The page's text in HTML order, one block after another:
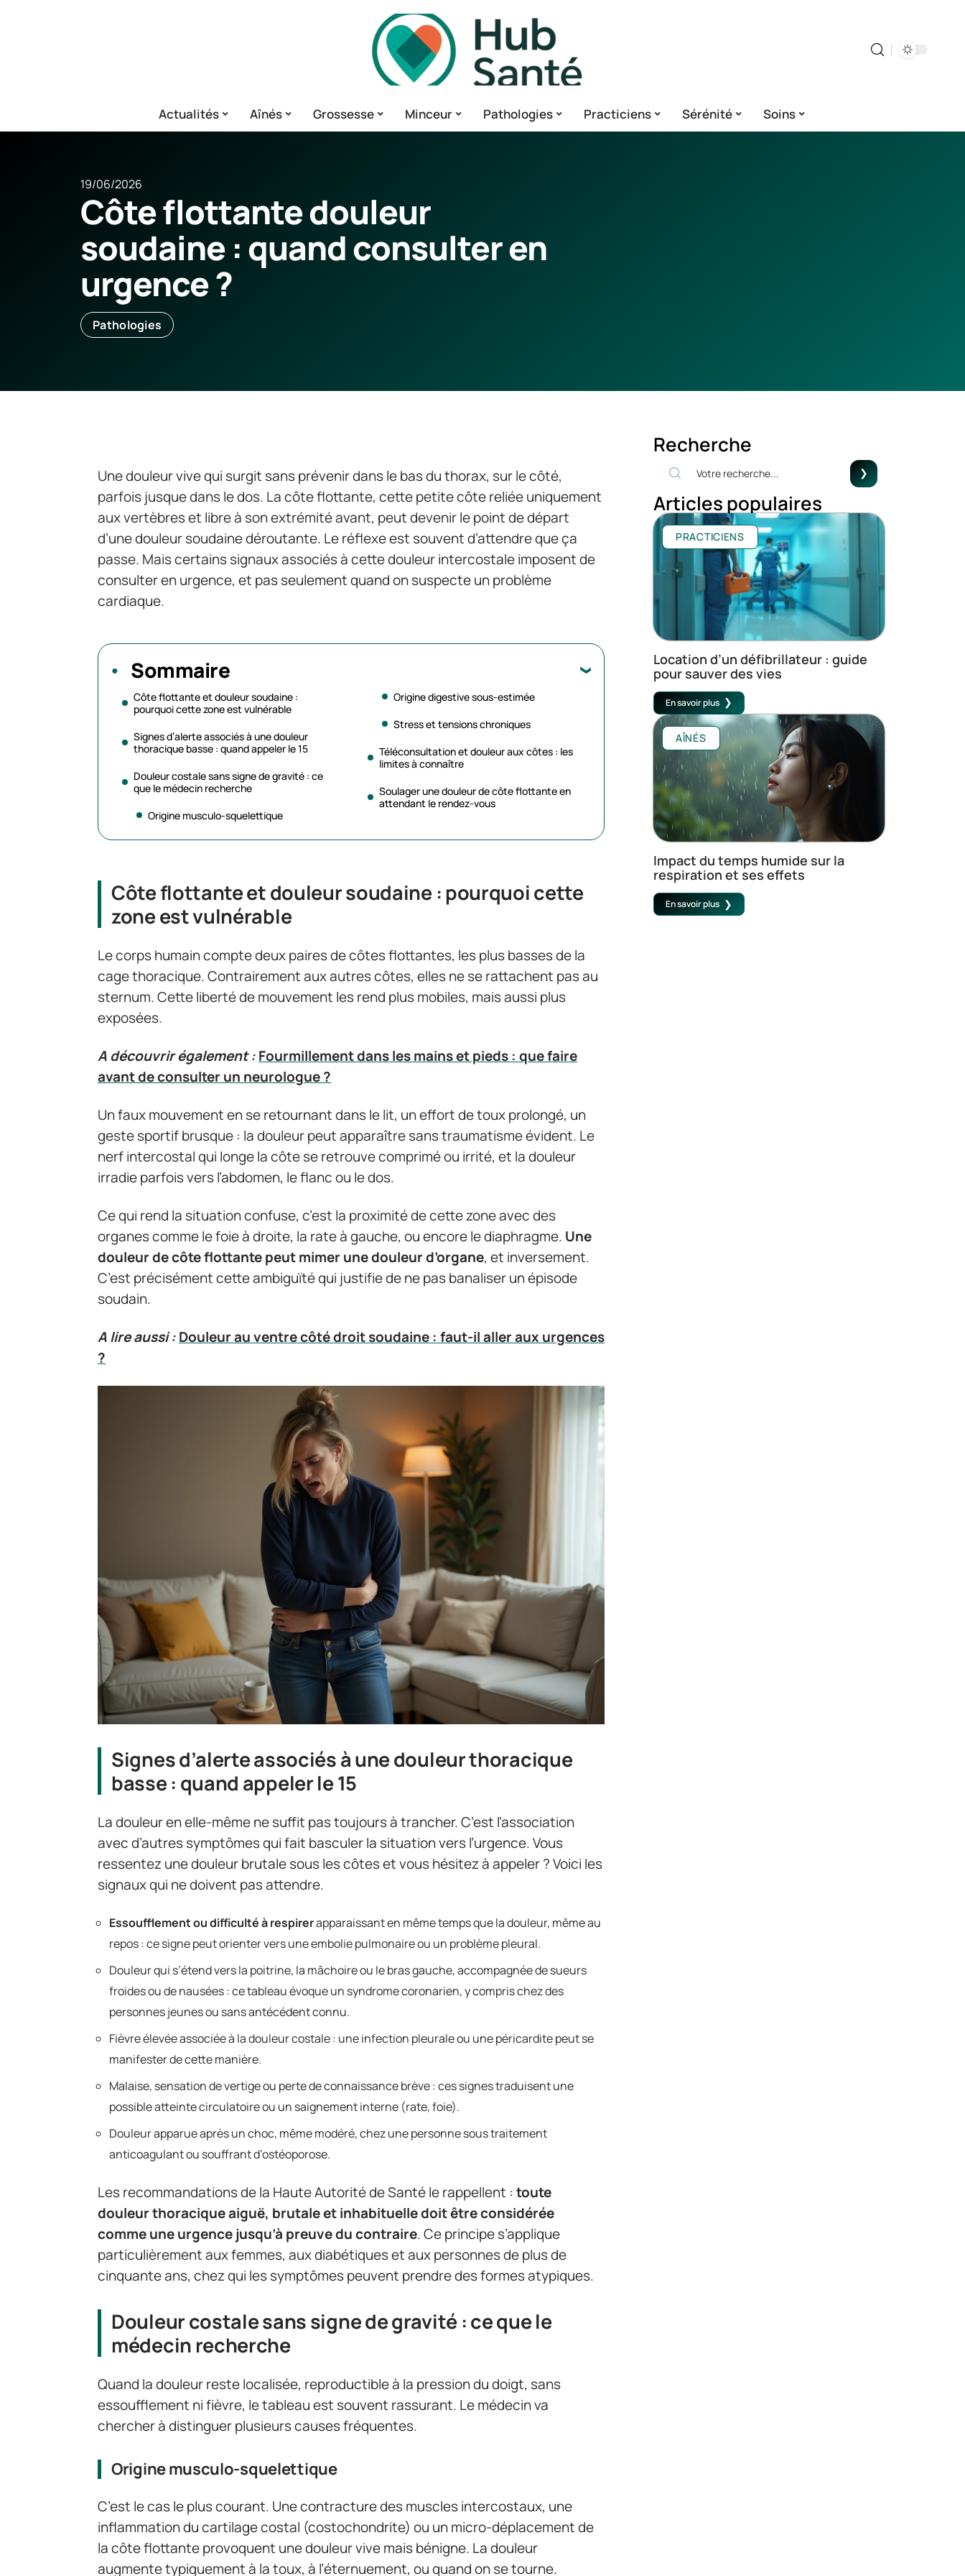
Actualités Aînés Grossesse Minceur Pathologies Practiciens Sérénité Soins
19/06/2026
Côte flottante douleur
soudaine : quand consulter en
urgence ?
Pathologies
Une douleur vive qui surgit sans prévenir dans le bas du thorax, sur le côté,
parfois jusque dans le dos. La côte flottante, cette petite côte reliée uniquement
aux vertèbres et libre à son extrémité avant, peut devenir le point de départ
d’une douleur soudaine déroutante. Le réflexe est souvent d’attendre que ça
passe. Mais certains signaux associés à cette douleur intercostale imposent de
consulter en urgence, et pas seulement quand on suspecte un problème
cardiaque.
Sommaire
Côte flottante et douleur soudaine :
pourquoi cette zone est vulnérable
Signes d’alerte associés à une douleur
thoracique basse : quand appeler le 15
Douleur costale sans signe de gravité : ce
que le médecin recherche
Origine musculo-squelettique
Origine digestive sous-estimée
Stress et tensions chroniques
Téléconsultation et douleur aux côtes : les
limites à connaître
Soulager une douleur de côte flottante en
attendant le rendez-vous
Côte flottante et douleur soudaine : pourquoi cette
zone est vulnérable
Le corps humain compte deux paires de côtes flottantes, les plus basses de la
cage thoracique. Contrairement aux autres côtes, elles ne se rattachent pas au
sternum. Cette liberté de mouvement les rend plus mobiles, mais aussi plus
exposées.
A découvrir également :Fourmillement dans les mains et pieds : que faire
avant de consulter un neurologue ?
Un faux mouvement en se retournant dans le lit, un effort de toux prolongé, un
geste sportif brusque : la douleur peut apparaître sans traumatisme évident. Le
nerf intercostal qui longe la côte se retrouve comprimé ou irrité, et la douleur
irradie parfois vers l’abdomen, le flanc ou le dos.
Ce qui rend la situation confuse, c’est la proximité de cette zone avec des
organes comme le foie à droite, la rate à gauche, ou encore le diaphragme. Une
douleur de côte flottante peut mimer une douleur d’organe, et inversement.
C’est précisément cette ambiguïté qui justifie de ne pas banaliser un épisode
soudain.
A lire aussi :Douleur au ventre côté droit soudaine : faut-il aller aux urgences
?
Signes d’alerte associés à une douleur thoracique
basse : quand appeler le 15
La douleur en elle-même ne suffit pas toujours à trancher. C’est l’association
avec d’autres symptômes qui fait basculer la situation vers l’urgence. Vous
ressentez une douleur brutale sous les côtes et vous hésitez à appeler ? Voici les
signaux qui ne doivent pas attendre.
Essoufflement ou difficulté à respirerapparaissant en même temps que la douleur, même au
repos : ce signe peut orienter vers une embolie pulmonaire ou un problème pleural.
Douleur qui s’étend vers la poitrine, la mâchoire ou le bras gauche, accompagnée de sueurs
froides ou de nausées : ce tableau évoque un syndrome coronarien, y compris chez des
personnes jeunes ou sans antécédent connu.
Fièvre élevée associée à la douleur costale : une infection pleurale ou une péricardite peut se
manifester de cette manière.
Malaise, sensation de vertige ou perte de connaissance brève : ces signes traduisent une
possible atteinte circulatoire ou un saignement interne (rate, foie).
Douleur apparue après un choc, même modéré, chez une personne sous traitement
anticoagulant ou souffrant d’ostéoporose.
Les recommandations de la Haute Autorité de Santé le rappellent : toute
douleur thoracique aiguë, brutale et inhabituelle doit être considérée
comme une urgence jusqu’à preuve du contraire. Ce principe s’applique
particulièrement aux femmes, aux diabétiques et aux personnes de plus de
cinquante ans, chez qui les symptômes peuvent prendre des formes atypiques.
Douleur costale sans signe de gravité : ce que le
médecin recherche
Quand la douleur reste localisée, reproductible à la pression du doigt, sans
essoufflement ni fièvre, le tableau est souvent rassurant. Le médecin va
chercher à distinguer plusieurs causes fréquentes.
Origine musculo-squelettique
C’est le cas le plus courant. Une contracture des muscles intercostaux, une
inflammation du cartilage costal (costochondrite) ou un micro-déplacement de
la côte flottante provoquent une douleur vive mais bénigne. La douleur
augmente typiquement à la toux, à l’éternuement, ou quand on se tourne.
Recherche
Articles populaires
PRACTICIENS
Location d’un défibrillateur : guide
pour sauver des vies
En savoir plus
AÎNÉS
Impact du temps humide sur la
respiration et ses effets
En savoir plus